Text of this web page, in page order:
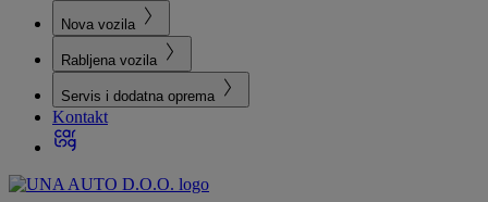
Nova vozila
Rabljena vozila
Servis i dodatna oprema
Kontakt